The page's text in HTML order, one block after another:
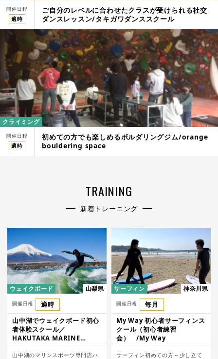
開催日程
適時
ご自分のレベルに合わせたクラスが受けられる社交
ダンスレッスン/タキガワダンススクール
クライミング
開催日程
適時
初めての方でも楽しめるボルダリングジム/orange
bouldering space
TRAINING
新着トレーニング
ウェイクボード 山梨県
開催日程
適時
山中湖でウェイクボード初心
者体験スクール／
HAKUTAKA MARINE
WAKEBOARD SCHOOL
山中湖のマリンスポーツ専門店ハ
サーフィン 神奈川県
開催日程
毎月
My Way 初心者サーフィンス
クール（初心者練習
会） /My Way
サーフィン初めての方～少し立て